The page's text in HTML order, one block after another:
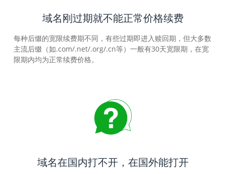
域名刚过期就不能正常价格续费
每种后缀的宽限续费期不同，有些过期即进入赎回期，但大多数
主流后缀（如.com/.net/.org/.cn等）一般有30天宽限期，在宽
限期内均为正常续费价格。
域名在国内打不开，在国外能打开